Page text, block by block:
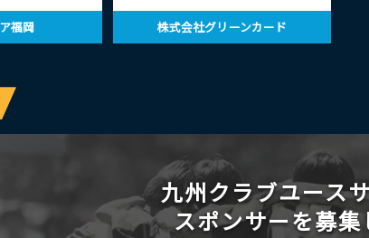
福岡 株式会社グリーンカード
九州クラブユース
スポンサーを募集